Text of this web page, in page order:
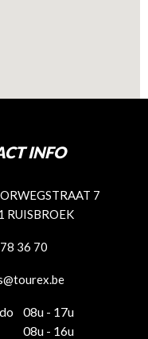
INFO
7
RUISBROEK
36 70
08u - 17u
08u - 16u